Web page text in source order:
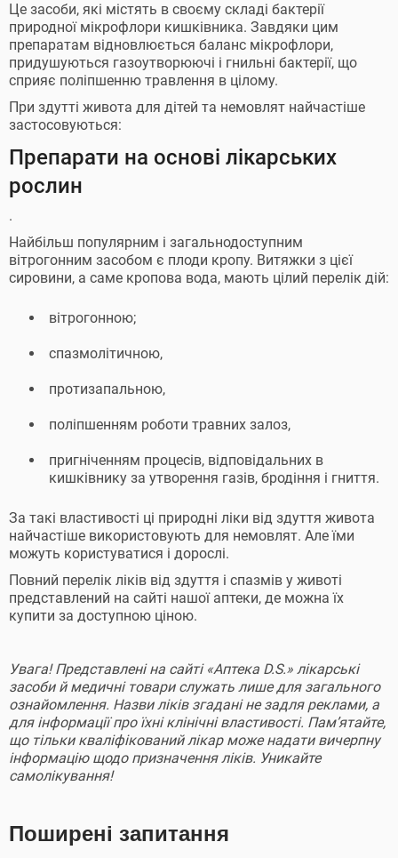
Це засоби, які містять в своєму складі бактерії
природної мікрофлори кишківника. Завдяки цим
препаратам відновлюється баланс мікрофлори,
придушуються газоутворюючі і гнильні бактерії, що
сприяє поліпшенню травлення в цілому.
При здутті живота для дітей та немовлят найчастіше
застосовуються:
Препарати на основі лікарських
рослин
.
Найбільш популярним і загальнодоступним
вітрогонним засобом є плоди кропу. Витяжки з цієї
сировини, а саме кропова вода, мають цілий перелік дій:
вітрогонною;
спазмолітичною,
протизапальною,
поліпшенням роботи травних залоз,
пригніченням процесів, відповідальних в
кишківнику за утворення газів, бродіння і гниття.
За такі властивості ці природні ліки від здуття живота
найчастіше використовують для немовлят. Але їми
можуть користуватися і дорослі.
Повний перелік ліків від здуття і спазмів у животі
представлений на сайті нашої аптеки, де можна їх
купити за доступною ціною.
Увага! Представлені на сайті «Аптека D.S.» лікарські
засоби й медичні товари служать лише для загального
ознайомлення. Назви ліків згадані не задля реклами, а
для інформації про їхні клінічні властивості. Пам’ятайте,
що тільки кваліфікований лікар може надати вичерпну
інформацію щодо призначення ліків. Уникайте
самолікування!
Поширені запитання